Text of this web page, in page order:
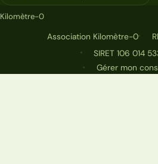
Kilomètre-0
Association Kilomètre-0
SIRET 106 014
Gérer mon